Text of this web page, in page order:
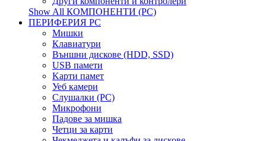
Show All КОМПОНЕНТИ (PC)
ПЕРИФЕРИЯ PC
Мишки
Клавиатури
Външни дискове (HDD, SSD)
USB памети
Kарти памет
Уеб камери
Слушалки (PC)
Микрофони
Падове за мишка
Четци за карти